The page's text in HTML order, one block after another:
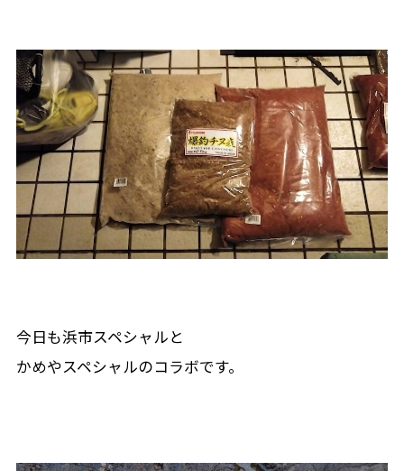
今日も浜市スペシャルと
かめやスペシャルのコラボです。